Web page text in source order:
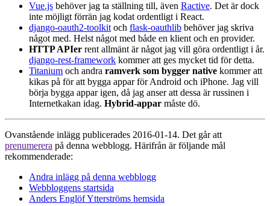
Vue.js behöver jag ta ställning till, även Ractive. Det är dock
inte möjligt förrän jag kodat ordentligt i React.
django-oauth2-toolkit och flask-oauthlib behöver jag skriva
något med. Helst något med både en klient och en provider.
HTTP APIer rent allmänt är något jag vill göra ordentligt i år.
django-rest-framework kommer att ges mycket tid för detta.
Titanium och andra ramverk som bygger native kommer att
kikas på för att bygga appar för Android och iPhone. Jag vill
börja bygga appar igen, då jag anser att dessa är russinen i
Internetkakan idag. Hybrid-appar måste dö.
Ovanstående inlägg publicerades 2016-01-14. Det går att
prenumerera på denna webblogg. Härifrån är följande mål
rekommenderade:
Andra inlägg på denna webblogg
Webbloggens startsida
Anders Englöf Ytterströms hemsida